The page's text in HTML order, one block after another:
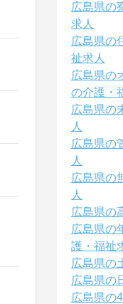
広島県の
求人
広島県の
祉求人
広島県の
の介護・
広島県の
人
広島県の
人
広島県の
人
広島県の
広島県の
護・福祉
広島県の
広島県の
広島県の